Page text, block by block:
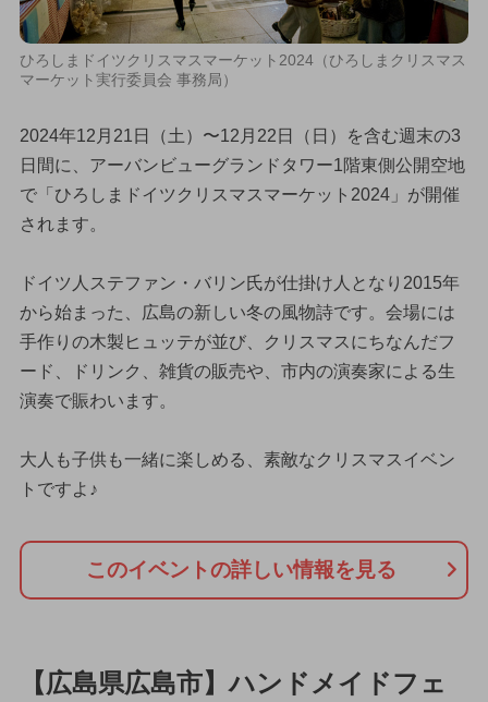
ひろしまドイツクリスマスマーケット2024（ひろしまクリスマス
マーケット実行委員会 事務局）
2024年12月21日（土）〜12月22日（日）を含む週末の3
日間に、アーバンビューグランドタワー1階東側公開空地
で「ひろしまドイツクリスマスマーケット2024」が開催
されます。
ドイツ人ステファン・バリン氏が仕掛け人となり2015年
から始まった、広島の新しい冬の風物詩です。会場には
手作りの木製ヒュッテが並び、クリスマスにちなんだフ
ード、ドリンク、雑貨の販売や、市内の演奏家による生
演奏で賑わいます。
大人も子供も一緒に楽しめる、素敵なクリスマスイベン
トですよ♪
このイベントの詳しい情報を見る
【広島県広島市】ハンドメイドフェ